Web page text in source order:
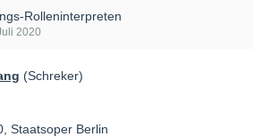
Rolleninterpreten
2020
(Schreker)
Staatsoper Berlin